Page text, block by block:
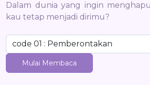
Dalam dunia yang ingin
kau tetap menjadi dirimu?
Mulai Membaca